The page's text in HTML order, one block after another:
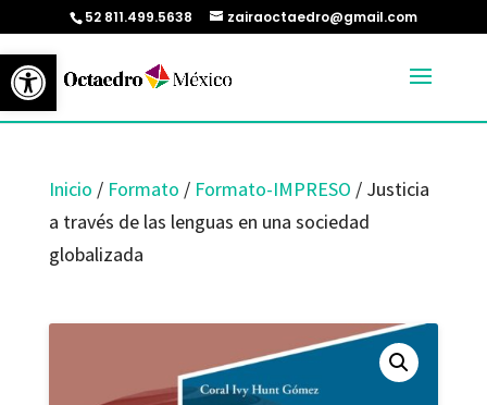
Abrir barra de herramientas
52 811.499.5638 zairaoctaedro@gmail.com
Inicio / Formato / Formato-IMPRESO / Justicia
a través de las lenguas en una sociedad
globalizada